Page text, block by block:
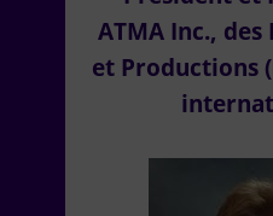
ATMA Inc.,
et Productions